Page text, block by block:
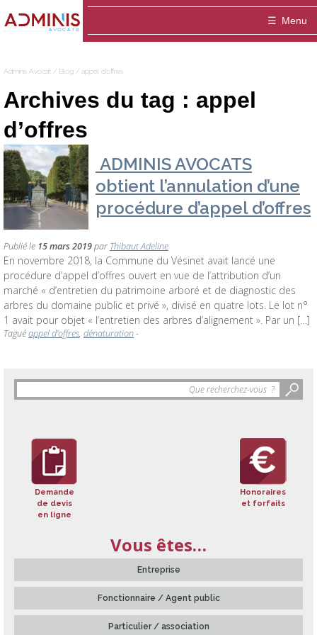
Adminis
Menu
Publications
Fonctionnaire / Agent public
Particulier / association
Thibaut ADELINE-DELVOLVE
Marie-Hélène ANSQUER
Sophie Montigny
Blog
Contact
Adminis Avocat / Blog / appel d'offres
Archives du tag : appel
d’offres
ADMINIS AVOCATS
obtient l’annulation d’une
procédure d’appel d’offres
Publié le 15 mars 2019par Thibaut Adeline
En novembre 2018, la Commune du Vésinet avait lancé une
procédure d’appel d’offres ouvert en vue de l’attribution d’un
marché « d’entretien du patrimoine arboré et de diagnostic des
arbres du domaine public et privé », divisé en quatre lots. Le lot n°
1 avait pour objet « l’entretien des arbres d’alignement ». Par un […]
Taguéappel d'offres, dénaturation-
Objet
de
Demande
de devis
en ligne
Honoraires
et forfaits
Vous êtes…
Entreprise
Fonctionnaire / Agent public
Particulier / association